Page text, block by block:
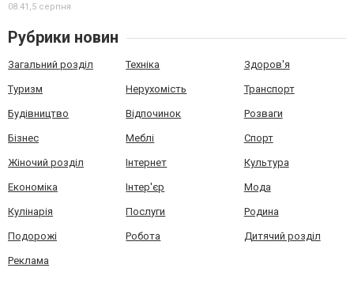
08:41,5 серпня
Рубрики новин
Загальний розділ Техніка Здоров'я
Туризм Нерухомість Транспорт
Будівництво Відпочинок Розваги
Бізнес Меблі Спорт
Жіночий розділ Інтернет Культура
Економіка Інтер'єр Мода
Кулінарія Послуги Родина
Подорожі Робота Дитячий розділ
Реклама